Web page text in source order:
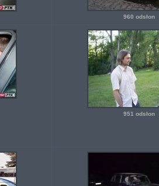
960 odsłon
951 odsłon